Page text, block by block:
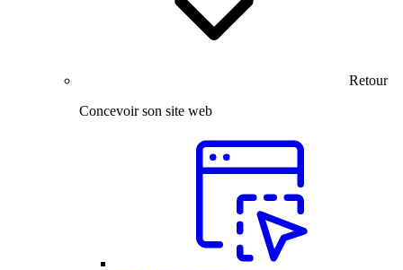
Retour
Concevoir son site web